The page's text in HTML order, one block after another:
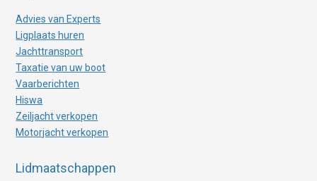
Advies van Experts
Ligplaats huren
Jachttransport
Taxatie van uw boot
Vaarberichten
Hiswa
Zeiljacht verkopen
Motorjacht verkopen
Lidmaatschappen